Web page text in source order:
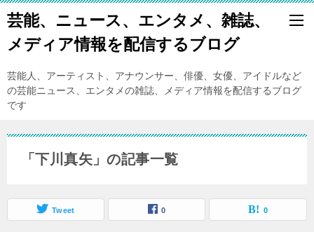
芸能、ニュース、エンタメ、雑誌、
メディア情報を配信するブログ
芸能人、アーティスト、アナウンサー、俳優、女優、アイドルなど
の芸能ニュース、エンタメの雑誌、メディア情報を配信するブログ
です
「下川真矢」の記事一覧
Tweet 0 0